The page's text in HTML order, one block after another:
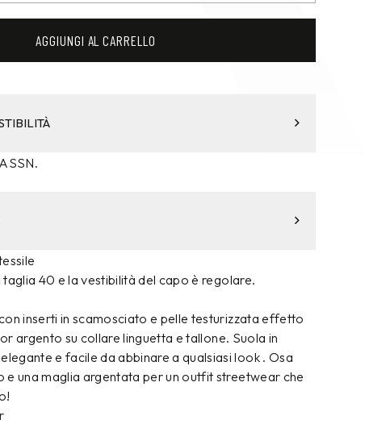
AGGIUNGI AL CARRELLO
40 e la vestibilità del capo è regolare.
inserti in scamosciato e pelle testurizzata effetto
argento su collare linguetta e tallone. Suola in
e facile da abbinare a qualsiasi look . Osa
e una maglia argentata per un outfit streetwear che